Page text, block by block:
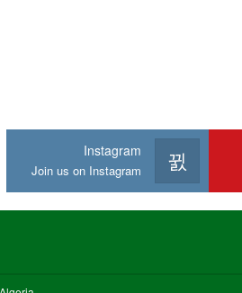
Instagram
Join us on Instagram